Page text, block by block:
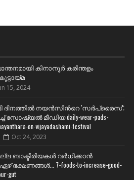
കിനാനൂർ കരിന്തളം
15, 2024
ദിനത്തില്‍ നയന്‍സിന്‍റെ 'സര്‍പ്രൈസ്';
സോഷ്യല്‍ മീഡിയ daily-wear-pads-
on-vijayadashami-festival
Oct 24, 2023
ബാക്ടീരിയകൾ വര്‍ധിക്കാന്‍
ഭക്ഷണങ്ങള്‍... 7-foods-to-increase-good-
gut